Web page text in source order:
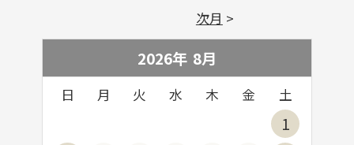
2026年 8月
日 月 火 水 木 金 土
1
次月